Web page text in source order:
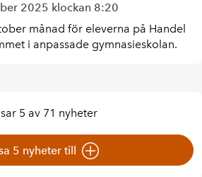
2025 klockan 8:20
månad för eleverna på Handel
i anpassade gymnasieskolan.
5 av 71 nyheter
5 nyheter till